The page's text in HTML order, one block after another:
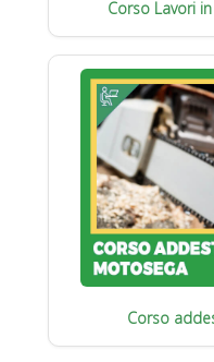
Corso Lavori
Corso